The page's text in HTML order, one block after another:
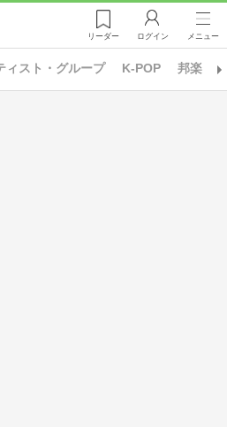
リーダー ログイン メニュー
ィスト・グループ K-POP 邦楽